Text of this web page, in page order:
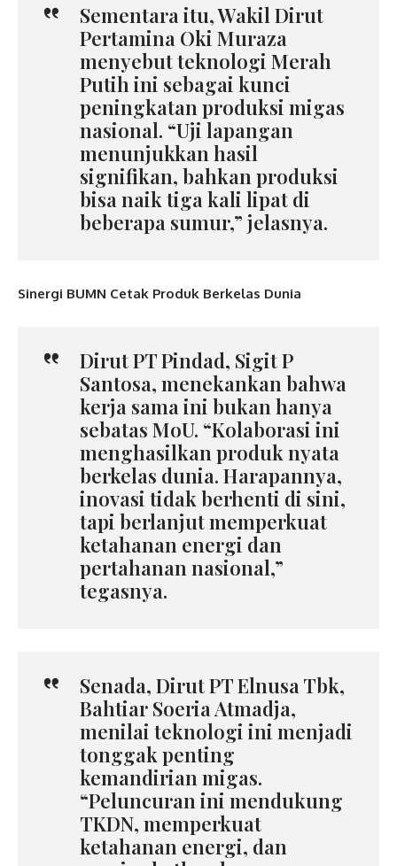
Sementara itu, Wakil Dirut
Pertamina Oki Muraza
menyebut teknologi Merah
Putih ini sebagai kunci
peningkatan produksi migas
nasional. “Uji lapangan
menunjukkan hasil
signifikan, bahkan produksi
bisa naik tiga kali lipat di
beberapa sumur,” jelasnya.
Sinergi BUMN Cetak Produk Berkelas Dunia
Dirut PT Pindad, Sigit P
Santosa, menekankan bahwa
kerja sama ini bukan hanya
sebatas MoU. “Kolaborasi ini
menghasilkan produk nyata
berkelas dunia. Harapannya,
inovasi tidak berhenti di sini,
tapi berlanjut memperkuat
ketahanan energi dan
pertahanan nasional,”
tegasnya.
Senada, Dirut PT Elnusa Tbk,
Bahtiar Soeria Atmadja,
menilai teknologi ini menjadi
tonggak penting
kemandirian migas.
“Peluncuran ini mendukung
TKDN, memperkuat
ketahanan energi, dan